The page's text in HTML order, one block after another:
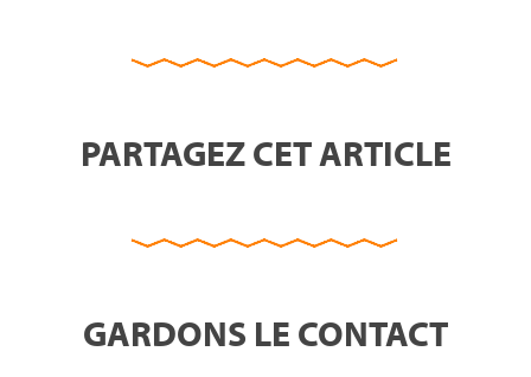
PARTAGEZ CET ARTICLE
GARDONS LE CONTACT